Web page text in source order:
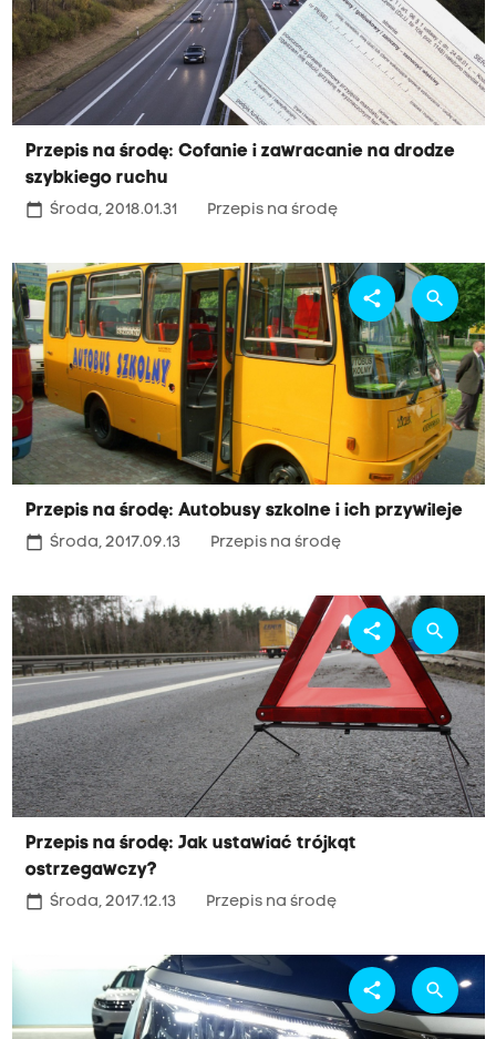
Przepis na środę: Cofanie i zawracanie na drodze
szybkiego ruchu
calendar_today Środa, 2018.01.31 Przepis na środę
Przepis na środę: Autobusy szkolne i ich przywileje
calendar_today Środa, 2017.09.13 Przepis na środę
share search
Przepis na środę: Jak ustawiać trójkąt
ostrzegawczy?
calendar_today Środa, 2017.12.13 Przepis na środę
share search
share search